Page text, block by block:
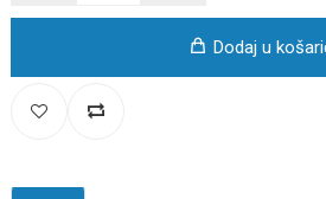
Dodaj u